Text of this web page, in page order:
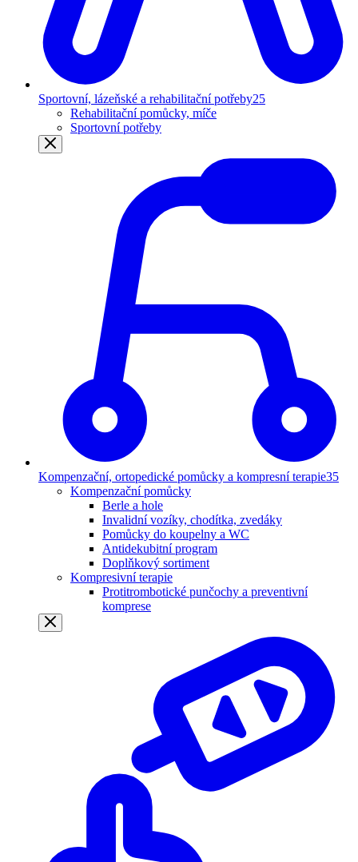
Sportovní, lázeňské a rehabilitační potřeby25
Rehabilitační pomůcky, míče
Sportovní potřeby
Kompenzační, ortopedické pomůcky a kompresní terapie35
Kompenzační pomůcky
Berle a hole
Invalidní vozíky, chodítka, zvedáky
Pomůcky do koupelny a WC
Antidekubitní program
Doplňkový sortiment
Kompresivní terapie
Protitrombotické punčochy a preventivní
komprese